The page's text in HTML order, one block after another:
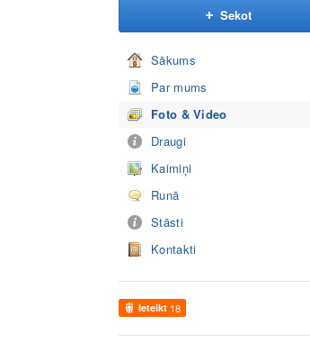
Sekot
Sākums
Par mums
Foto & Video
Draugi
Kaimiņi
Runā
Stāsti
Kontakti
Ieteikt 18